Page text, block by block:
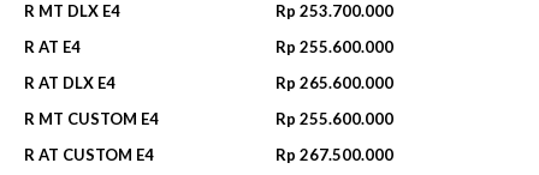
R MT DLX E4
Rp 253.700.000
R AT E4
Rp 255.600.000
R AT DLX E4
Rp 265.600.000
R MT CUSTOM E4
Rp 255.600.000
R AT CUSTOM E4
Rp 267.500.000